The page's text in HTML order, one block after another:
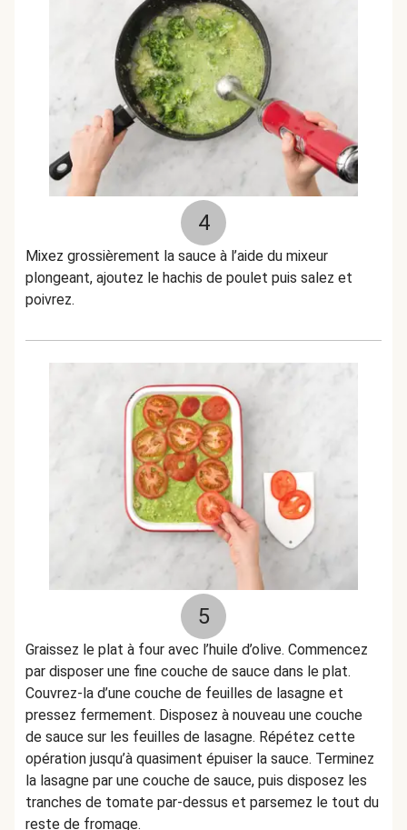
4
Mixez grossièrement la sauce à l’aide du mixeur
plongeant, ajoutez le hachis de poulet puis salez et
poivrez.
5
Graissez le plat à four avec l’huile d’olive. Commencez
par disposer une fine couche de sauce dans le plat.
Couvrez-la d’une couche de feuilles de lasagne et
pressez fermement. Disposez à nouveau une couche
de sauce sur les feuilles de lasagne. Répétez cette
opération jusqu’à quasiment épuiser la sauce. Terminez
la lasagne par une couche de sauce, puis disposez les
tranches de tomate par-dessus et parsemez le tout du
reste de fromage.